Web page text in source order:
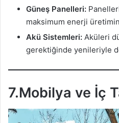
Güneş Panelleri:
maksimum enerji
Akü Sistemleri: Aküleri
gerektiğinde yenileriyle
7.Mobilya ve İç